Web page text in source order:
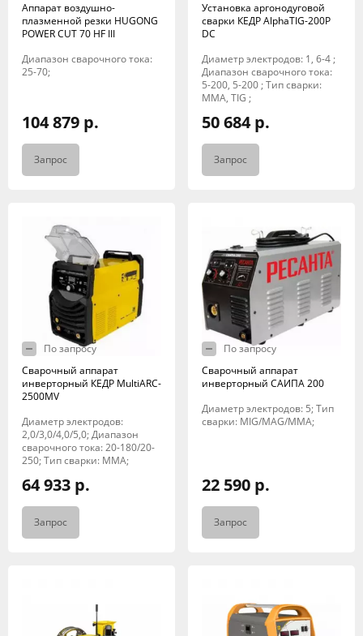
Аппарат воздушно-
плазменной резки HUGONG
POWER CUT 70 HF III
Диапазон сварочного тока:
25-70;
104 879 р.
Запрос
Установка аргонодуговой
сварки КЕДР AlphaTIG-200P
DC
Диаметр электродов: 1, 6-4 ;
Диапазон сварочного тока:
5-200, 5-200 ; Тип сварки:
MMA, TIG ;
50 684 р.
Запрос
По запросу
Сварочный аппарат
инверторный КЕДР MultiARC-
2500MV
Диаметр электродов:
2,0/3,0/4,0/5,0; Диапазон
сварочного тока: 20-180/20-
250; Тип сварки: MMA;
64 933 р.
Запрос
По запросу
Сварочный аппарат
инверторный САИПА 200
Диаметр электродов: 5; Тип
сварки: MIG/MAG/MMA;
22 590 р.
Запрос